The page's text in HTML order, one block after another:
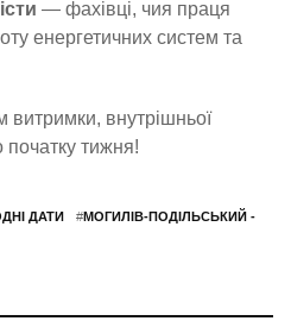
— фахівці, чия праця
енергетичних систем та
внутрішньої
початку тижня!
ДАТИ #МОГИЛІВ-ПОДІЛЬСЬКИЙ -